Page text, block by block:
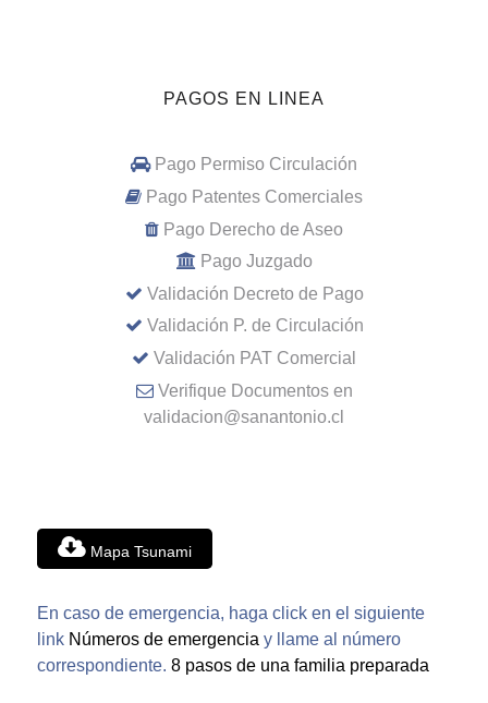
PAGOS EN LINEA
Pago Permiso Circulación
Pago Patentes Comerciales
Pago Derecho de Aseo
Pago Juzgado
Validación Decreto de Pago
Validación P. de Circulación
Validación PAT Comercial
Verifique Documentos en
validacion@sanantonio.cl
Mapa Tsunami
En caso de emergencia, haga click en el siguiente
link Números de emergencia y llame al número
correspondiente. 8 pasos de una familia preparada